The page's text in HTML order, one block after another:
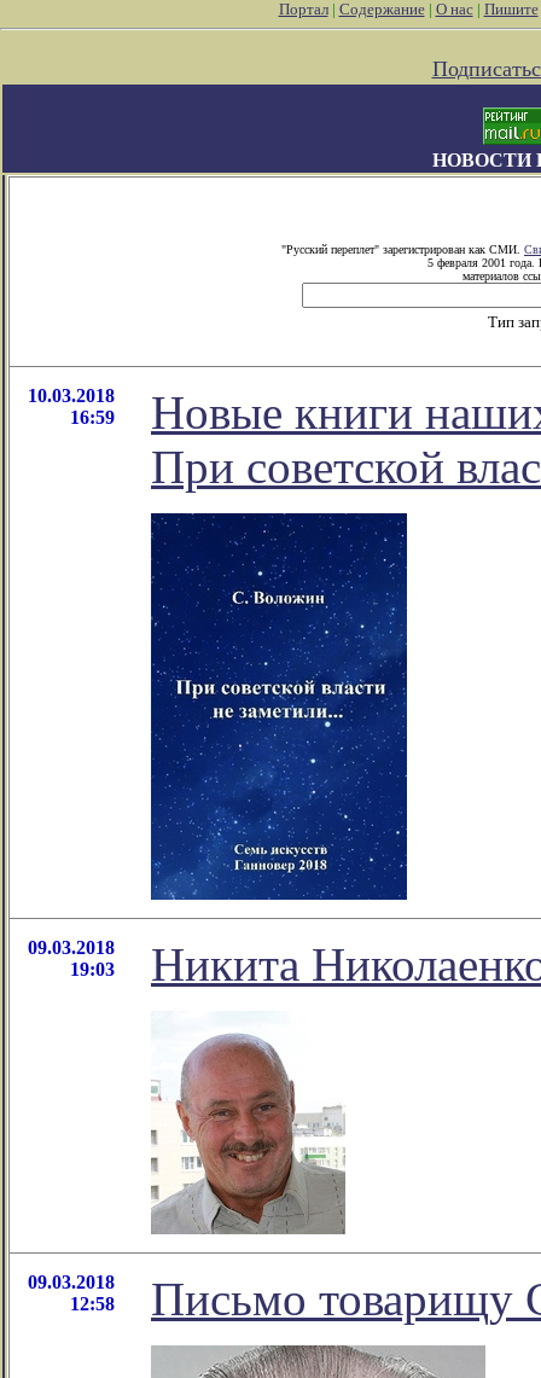
Портал| Содержание| О нас| Пишите
НОВОСТИ
"Русский переплет" зарегистрирован как СМИ.
5 февраля 2001 года.
материалов
Тип
10.03.2018
16:59
Новые книги
При советской
09.03.2018
19:03
Никита
09.03.2018
12:58
Письмо товарищу